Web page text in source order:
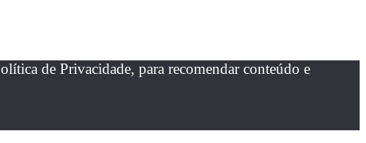
de Privacidade, para recomendar conteúdo e